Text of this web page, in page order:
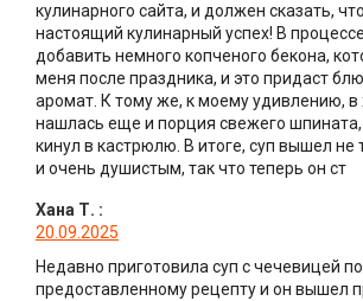
кулинарного сайта, и должен сказать,
настоящий кулинарный успех! В
добавить немного копченого бекона,
меня после праздника, и это придаст
аромат. К тому же, к моему удивлению, в
нашлась еще и порция свежего
кинул в кастрюлю. В итоге, суп вышел не
и очень душистым, так что теперь он ст
Хана Т. :
20.09.2025
Недавно приготовила суп с чечевицей по
предоставленному рецепту и он вышел